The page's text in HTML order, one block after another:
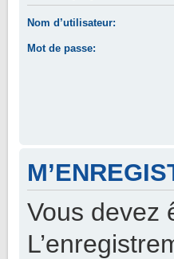
Nom d’utilisateur:
Mot de passe:
Vous devez